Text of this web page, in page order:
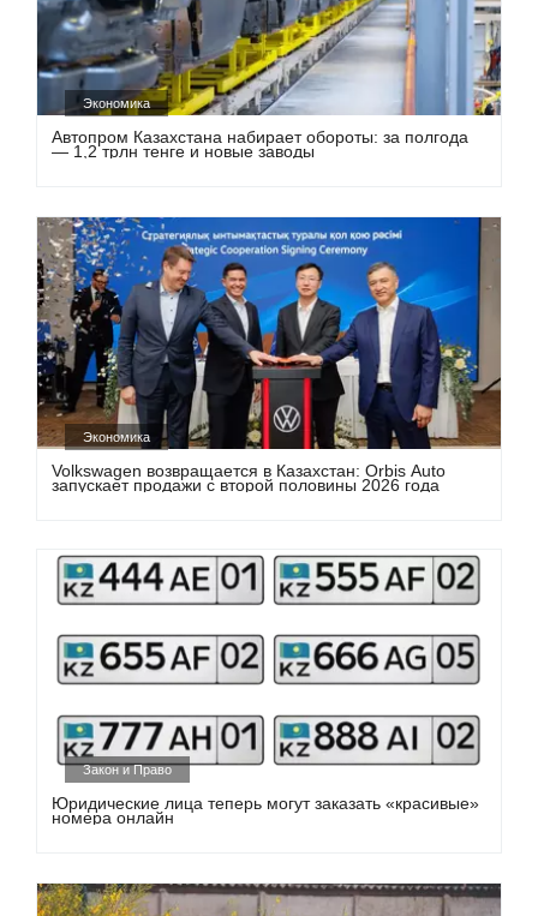
Экономика
Автопром Казахстана набирает обороты: за полгода
— 1,2 трлн тенге и новые заводы
Экономика
Volkswagen возвращается в Казахстан: Orbis Auto
запускает продажи с второй половины 2026 года
Закон и Право
Юридические лица теперь могут заказать «красивые»
номера онлайн